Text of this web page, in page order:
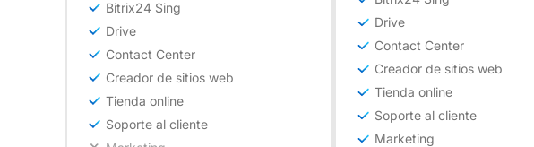
Bitrix24 Sing
Drive
Contact Center
Creador de sitios web
Tienda online
Soporte al cliente
Drive
Contact Center
Creador de sitios web
Tienda online
Soporte al cliente
Marketing